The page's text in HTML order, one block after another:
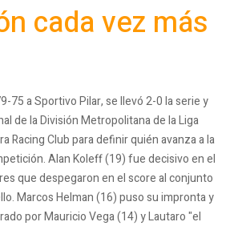
cada vez más
75 a Sportivo Pilar, se llevó 2-0 la serie y
de la División Metropolitana de la Liga
Racing Club para definir quién avanza a la
Alan Koleff (19) fue decisivo en el
que despegaron en el score al conjunto
Marcos Helman (16) puso su impronta y
por Mauricio Vega (14) y Lautaro "el